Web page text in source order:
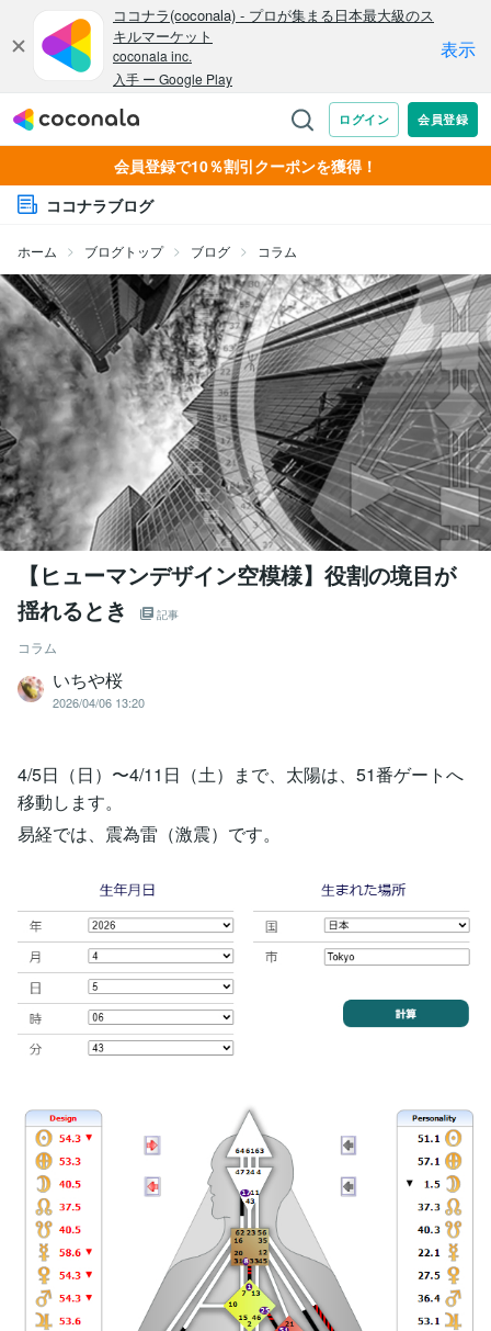
会員登録で10％割引クーポンを獲得！
ココナラブログ
ホーム ブログトップ ブログ コラム
【ヒューマンデザイン空模様】役割の境目が
揺れるとき
記事
コラム
いちや桜
2026/04/06 13:20
4/5日（日）〜4/11日（土）まで、太陽は、51番ゲートへ
移動します。
易経では、震為雷（激震）です。